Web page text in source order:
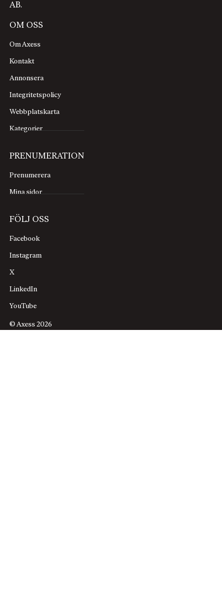
AB.
OM OSS
Om Axess
Kontakt
Annonsera
Integritetspolicy
Webbplatskarta
Kategorier
PRENUMERATION
Prenumerera
Mina sidor
FÖLJ OSS
Facebook
Instagram
X
LinkedIn
YouTube
© Axess 2026